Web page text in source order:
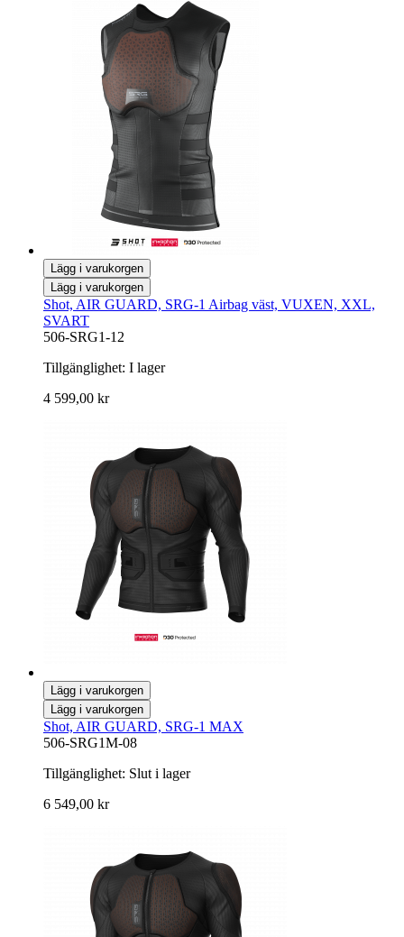
Lägg i varukorgen
Lägg i varukorgen
Shot, AIR GUARD, SRG-1 Airbag väst, VUXEN, XXL,
SVART
506-SRG1-12
Tillgänglighet: I lager
4 599,00 kr
Lägg i varukorgen
Lägg i varukorgen
Shot, AIR GUARD, SRG-1 MAX
506-SRG1M-08
Tillgänglighet: Slut i lager
6 549,00 kr